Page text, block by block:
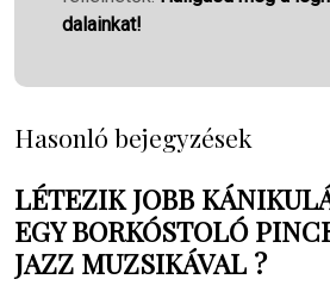
dalainkat!
Hasonló bejegyzések
LÉTEZIK JOBB
EGY BORKÓSTOLÓ
JAZZ MUZSIKÁVAL ?